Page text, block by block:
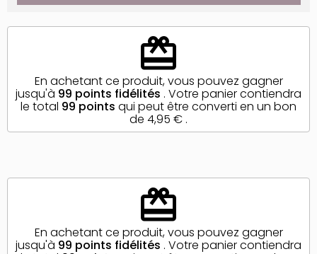
redeem
En achetant ce produit, vous pouvez gagner
jusqu'à 99 points fidélités . Votre panier contiendra
le total 99 points qui peut être converti en un bon
de 4,95 € .
redeem
En achetant ce produit, vous pouvez gagner
jusqu'à 99 points fidélités . Votre panier contiendra